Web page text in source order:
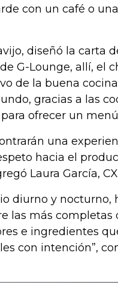
con un café o
diseñó la carta
G-Lounge, allí, el
de la buena
gracias a las
ofrecer un
una
hacia el
Laura García,
diurno y nocturno,
las más completas
e ingredientes
con intención”,